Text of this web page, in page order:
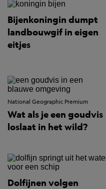
Bijenkoningin dumpt
landbouwgif in eigen
eitjes
National Geographic Premium
Wat als je een goudvis
loslaat in het wild?
Dolfijnen volgen